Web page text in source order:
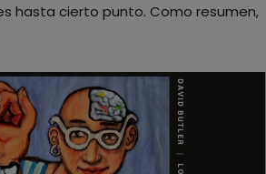
hasta cierto punto. Como resumen,